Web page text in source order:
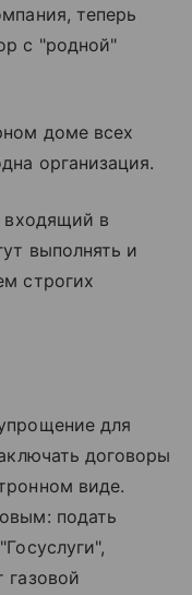
теперь
с "родной"
доме всех
организация.
входящий в
выполнять и
строгих
для
договоры
виде.
подать
газовой